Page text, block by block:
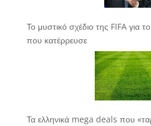
Το μυστικό σχέδιο της FIFA για
που κατέρρευσε
Τα ελληνικά mega deals που